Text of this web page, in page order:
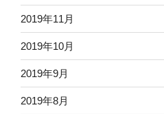
2019年11月
2019年10月
2019年9月
2019年8月